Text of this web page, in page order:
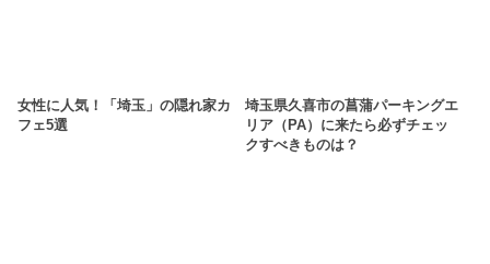
女性に人気！「埼玉」の隠れ家カ
フェ5選
埼玉県久喜市の菖蒲パーキングエ
リア（PA）に来たら必ずチェッ
クすべきものは？